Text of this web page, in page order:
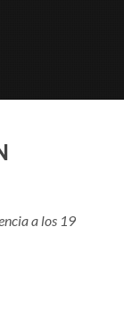
a los 19